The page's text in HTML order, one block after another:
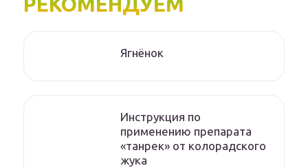
Ягнёнок
Инструкция по
применению препарата
«танрек» от колорадского
жука